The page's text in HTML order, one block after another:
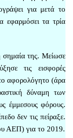
για μετά το
εφαρμόσει τα τρία
της. Μείωσε
τις εισφορές
το αφορολόγητο (άρα
δύναμη των
έμμεσους φόρους.
δεν τις πείραξε.
ΑΕΠ) για το 2019.